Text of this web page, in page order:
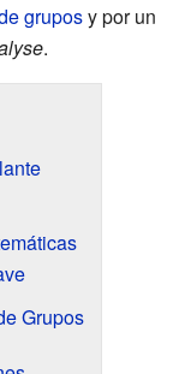
gruposy por un
.
Grupos